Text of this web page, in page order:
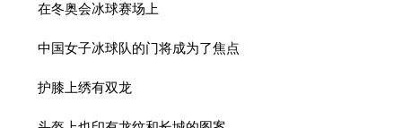
在冬奥会冰球赛场上
中国女子冰球队的门将成为了焦点
护膝上绣有双龙